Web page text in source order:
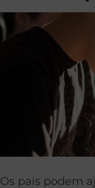
Os pais podem